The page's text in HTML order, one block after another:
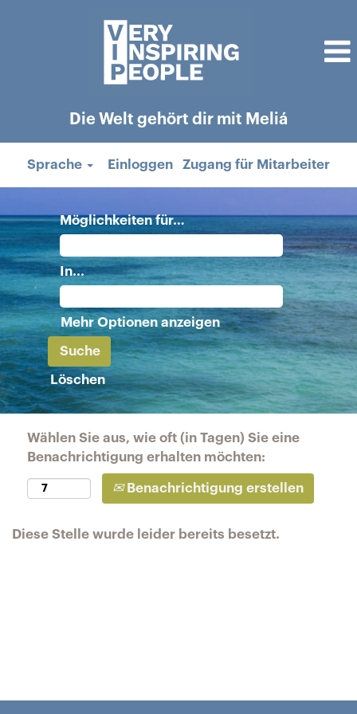
Die Welt gehört dir mit Meliá
Sprache Einloggen Zugang für Mitarbeiter
Möglichkeiten für…
In...
Mehr Optionen anzeigen
Löschen
Wählen Sie aus, wie oft (in Tagen) Sie eine
Benachrichtigung erhalten möchten:
Benachrichtigung erstellen
Diese Stelle wurde leider bereits besetzt.